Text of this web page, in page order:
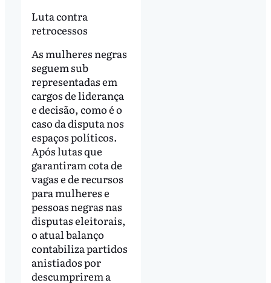
Luta contra
retrocessos
As mulheres negras
seguem sub
representadas em
cargos de liderança
e decisão, como é o
caso da disputa nos
espaços políticos.
Após lutas que
garantiram cota de
vagas e de recursos
para mulheres e
pessoas negras nas
disputas eleitorais,
o atual balanço
contabiliza partidos
anistiados por
descumprirem a